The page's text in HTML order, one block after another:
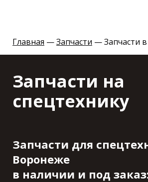
Главная —Запчасти — Запчасти
Запчасти на
спецтехнику
Запчасти для
Воронеже
в наличии и под